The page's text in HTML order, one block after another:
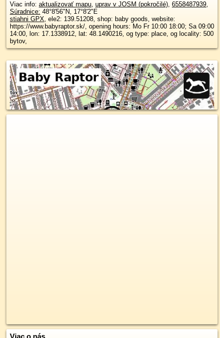
Viac info: aktualizovať mapu, uprav v JOSM (pokročilé), 6558487939,
Súradnice: 48°8'56"N, 17°8'2"E
stiahni GPX, ele2: 139.51208, shop: baby goods, website:
https://www.babyraptor.sk/, opening hours: Mo Fr 10:00 18:00; Sa 09:00
14:00, lon: 17.1338912, lat: 48.1490216, og type: place, og locality: 500
bytov,
Viac o nás